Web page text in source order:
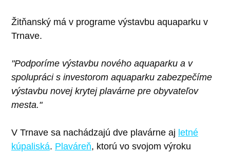
Žitňanský má v programe výstavbu aquaparku v
Trnave.
"Podporíme výstavbu nového aquaparku a v
spolupráci s investorom aquaparku zabezpečíme
výstavbu novej krytej plavárne pre obyvateľov
mesta."
V Trnave sa nachádzajú dve plavárne aj letné
kúpaliská. Plaváreň, ktorú vo svojom výroku